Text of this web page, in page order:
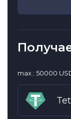
max.: 50000